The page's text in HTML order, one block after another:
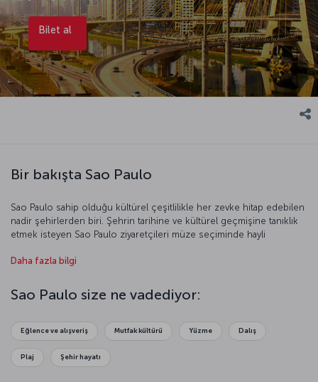
Bilet al
Bir bakışta Sao Paulo
Sao Paulo sahip olduğu kültürel çeşitlilikle her zevke hitap edebilen
nadir şehirlerden biri. Şehrin tarihine ve kültürel geçmişine tanıklık
etmek isteyen Sao Paulo ziyaretçileri müze seçiminde hayli
otobüs hatları, gezginlere şehirde ucuz ve hızlı ulaşım imkânı
kültür serüveninize kısa bir ara verip göleti, yürüyüş ve koşu
parkurlarıyla şehrin gözdesi olan Ibirapuera Parkı’ndaki bir kafede
Daha fazla bilgi
Sao Paulo size ne vadediyor:
Eğlence ve alışveriş Mutfak kültürü Yüzme Dalış
Plaj Şehir hayatı